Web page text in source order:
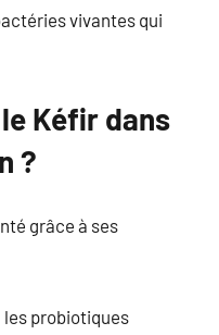
vivantes qui
Kéfir dans
?
grâce à ses
les probiotiques